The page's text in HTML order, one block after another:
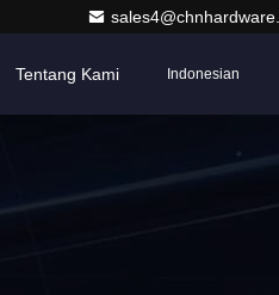
Tentang Kami Indonesian